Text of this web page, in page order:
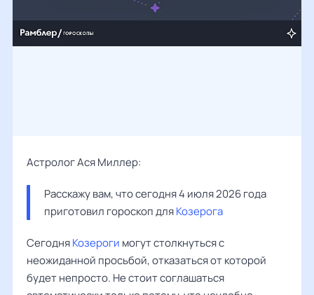
Астролог Ася Миллер:
Расскажу вам, что сегодня 4 июля 2026 года
приготовил гороскоп для Козерога
СегодняКозероги могут столкнуться с
неожиданной просьбой, отказаться от которой
будет непросто. Не стоит соглашаться